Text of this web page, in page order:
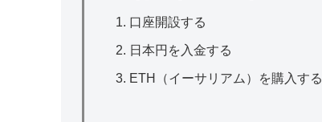
口座開設する
日本円を入金する
ETH（イーサリアム）を購入する